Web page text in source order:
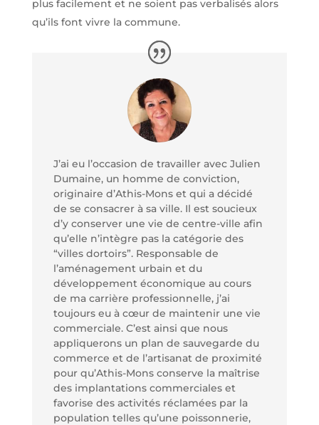
plus facilement et ne soient pas verbalisés alors
qu’ils font vivre la commune.
J’ai eu l’occasion de travailler avec Julien
Dumaine, un homme de conviction,
originaire d’Athis-Mons et qui a décidé
de se consacrer à sa ville. Il est soucieux
d’y conserver une vie de centre-ville afin
qu’elle n’intègre pas la catégorie des
“villes dortoirs”. Responsable de
l’aménagement urbain et du
développement économique au cours
de ma carrière professionnelle, j’ai
toujours eu à cœur de maintenir une vie
commerciale. C’est ainsi que nous
appliquerons un plan de sauvegarde du
commerce et de l’artisanat de proximité
pour qu’Athis-Mons conserve la maîtrise
des implantations commerciales et
favorise des activités réclamées par la
population telles qu’une poissonnerie,